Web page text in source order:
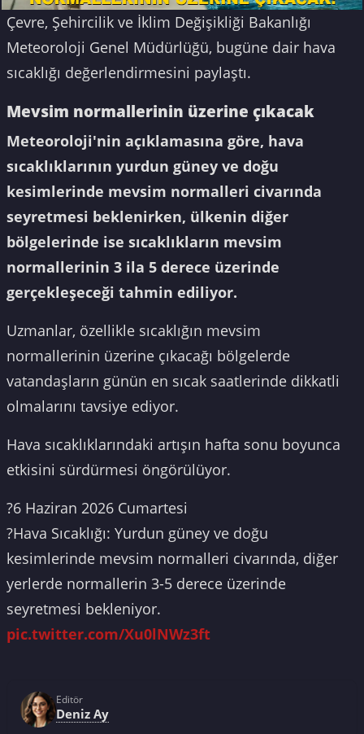
Çevre, Şehircilik ve İklim Değişikliği Bakanlığı
Meteoroloji Genel Müdürlüğü, bugüne dair hava
sıcaklığı değerlendirmesini paylaştı.
Mevsim normallerinin üzerine çıkacak
Meteoroloji'nin açıklamasına göre, hava
sıcaklıklarının yurdun güney ve doğu
kesimlerinde mevsim normalleri civarında
seyretmesi beklenirken, ülkenin diğer
bölgelerinde ise sıcaklıkların mevsim
normallerinin 3 ila 5 derece üzerinde
gerçekleşeceği tahmin ediliyor.
Uzmanlar, özellikle sıcaklığın mevsim
normallerinin üzerine çıkacağı bölgelerde
vatandaşların günün en sıcak saatlerinde dikkatli
olmalarını tavsiye ediyor.
Hava sıcaklıklarındaki artışın hafta sonu boyunca
etkisini sürdürmesi öngörülüyor.
?6 Haziran 2026 Cumartesi
?️Hava Sıcaklığı: Yurdun güney ve doğu
kesimlerinde mevsim normalleri civarında, diğer
yerlerde normallerin 3-5 derece üzerinde
seyretmesi bekleniyor.
pic.twitter.com/Xu0lNWz3ft
Editör
Deniz Ay